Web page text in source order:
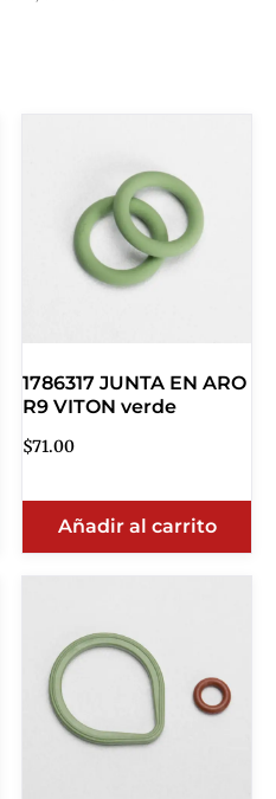
1786317 JUNTA EN ARO
R9 VITON verde
$71.00
Añadir al carrito